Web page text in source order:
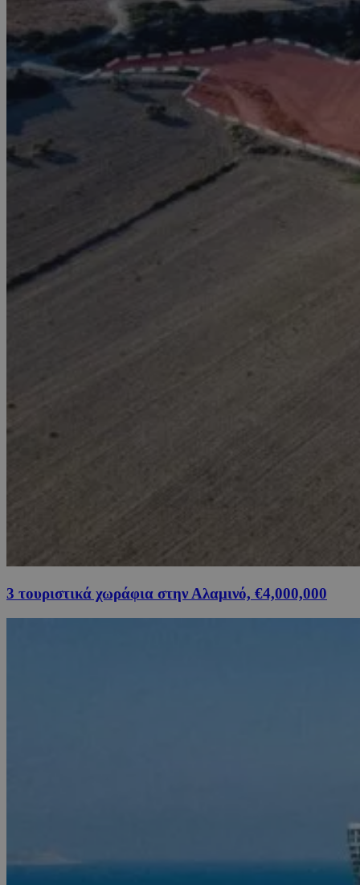
3 τουριστικά χωράφια στην Αλαμινό, €4,000,000